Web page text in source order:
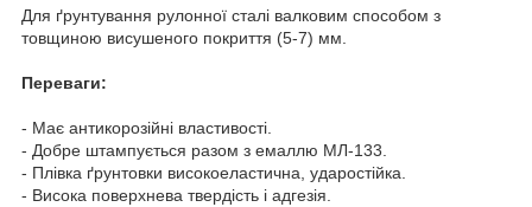
Для ґрунтування рулонної сталі валковим способом з
товщиною висушеного покриття (5-7) мм.
Переваги:
- Має антикорозійні властивості.
- Добре штампується разом з емаллю МЛ-133.
- Плівка ґрунтовки високоеластична, ударостійка.
- Висока поверхнева твердість і адгезія.